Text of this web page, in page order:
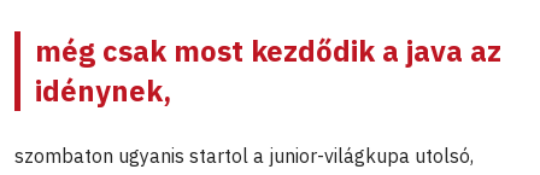
még csak most kezdődik a java az
idénynek,
szombaton ugyanis startol a junior-világkupa utolsó,